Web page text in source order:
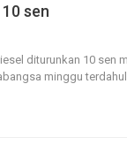
sen
diturunkan 10 sen
minggu